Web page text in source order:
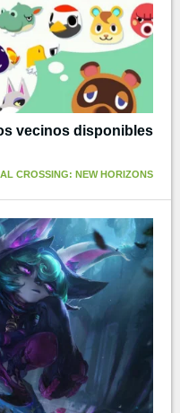
vecinos disponibles
CROSSING: NEW HORIZONS